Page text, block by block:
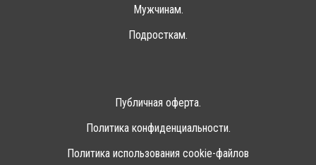
Мужчинам.
Подросткам.
Публичная оферта.
Политика конфиденциальности.
Политика использования cookie-файлов